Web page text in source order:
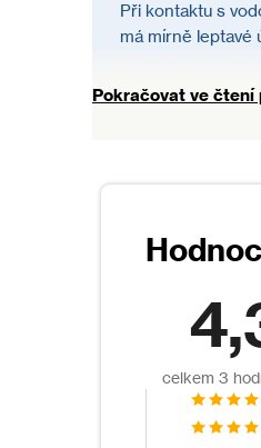
Při kontaktu s
má mírně leptavé
Použití karbidu na
Doba použitelnosti
Pokračovat ve čtení
3